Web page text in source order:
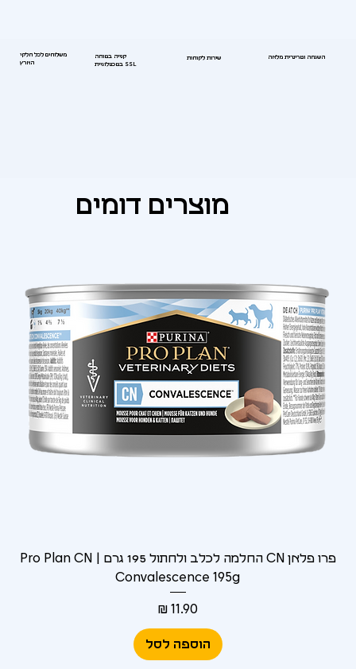
משלוחים לכל חלקי
הארץ
קנייה בטוחה
בטכנולוגיית SSL
שירות לקוחות השגחה וטרינרית מלאה
מוצרים דומים
פרו פלאן CN החלמה לכלב ולחתול 195 גרם | Pro Plan CN
Convalescence 195g
מחיר‏11.90 ‏₪
הוספה לסל